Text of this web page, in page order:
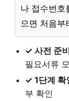
나 접수번호
으면 처음부
✓ 사전 준
필요서류
✓ 1단계 확
부 확인